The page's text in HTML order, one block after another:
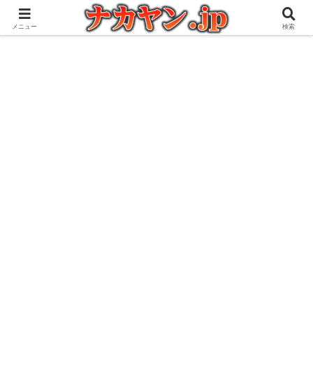
アウトドアとガジェット好きな管理人の愉快な日々を綴るブログ
メニュー 検索